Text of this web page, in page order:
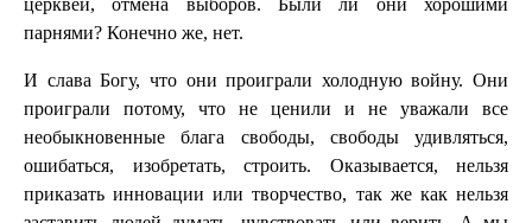
церквей, отмена выборов. Были ли они хорошими
парнями? Конечно же, нет.
И слава Богу, что они проиграли холодную войну. Они
проиграли потому, что не ценили и не уважали все
необыкновенные блага свободы, свободы удивляться,
ошибаться, изобретать, строить. Оказывается, нельзя
приказать инновации или творчество, так же как нельзя